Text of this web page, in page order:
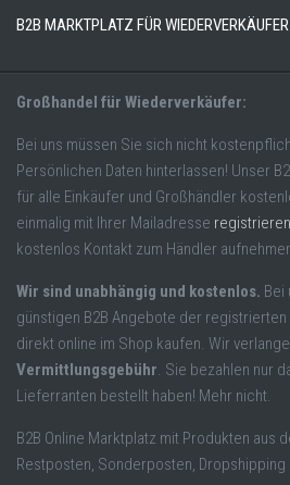
B2B MARKTPLATZ FÜR WIEDERVERKÄUFER
Großhandel für Wiederverkäufer:
Bei uns müssen Sie sich nicht
Persönlichen Daten hinterlassen! Unser
für alle Einkäufer und Großhändler
einmalig mit Ihrer Mailadresse registrieren
kostenlos Kontakt zum Händler
Wir sind unabhängig und kostenlos. Bei
günstigen B2B Angebote der
direkt online im Shop kaufen. Wir
Vermittlungsgebühr. Sie bezahlen nur
Lieferranten bestellt haben! Mehr nicht.
B2B Online Marktplatz mit Produkten aus
Restposten, Sonderposten, Dropshipping